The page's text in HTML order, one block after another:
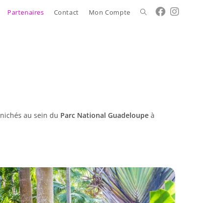
Partenaires Contact Mon Compte
nichés au sein du Parc National Guadeloupe à